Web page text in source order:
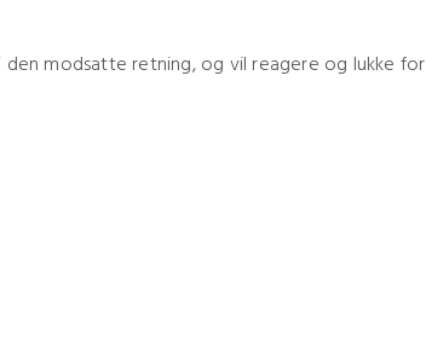
modsatte retning, og vil reagere og lukke for